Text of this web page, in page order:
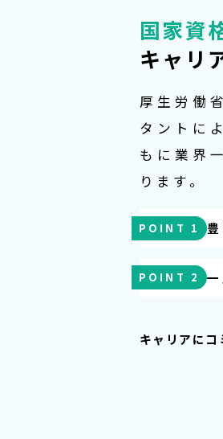
国家資
キャリ
厚生労働
タントに
もに業界
ります。
POINT 1
POINT 2
キャリアにコ